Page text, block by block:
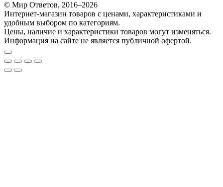
© Мир Ответов, 2016–2026
Интернет-магазин товаров с ценами, характеристиками и
удобным выбором по категориям.
Цены, наличие и характеристики товаров могут изменяться.
Информация на сайте не является публичной офертой.